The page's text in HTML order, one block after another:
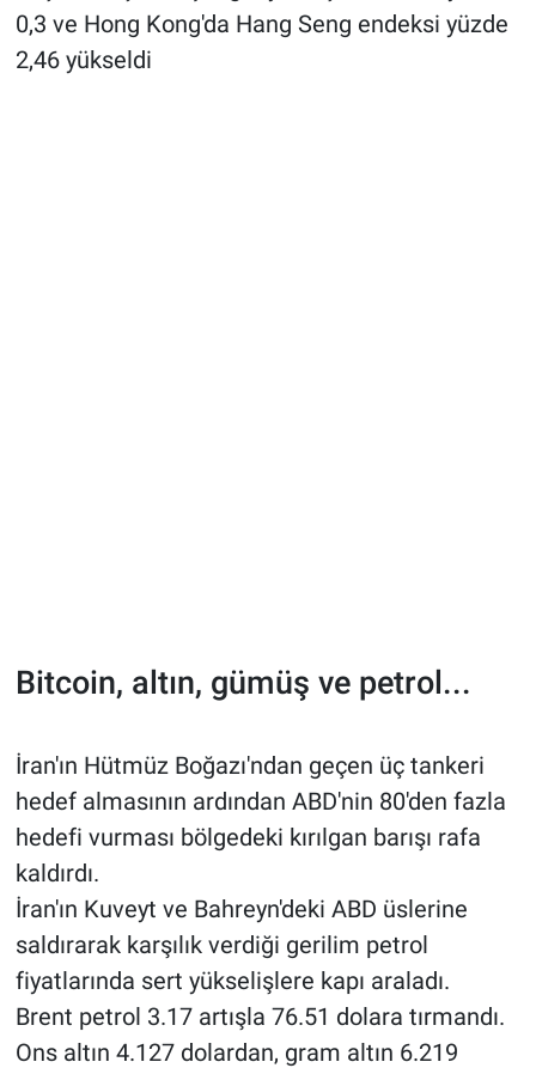
0,3 ve Hong Kong'da Hang Seng endeksi yüzde
2,46 yükseldi
Bitcoin, altın, gümüş ve petrol...
İran'ın Hütmüz Boğazı'ndan geçen üç tankeri
hedef almasının ardından ABD'nin 80'den fazla
hedefi vurması bölgedeki kırılgan barışı rafa
kaldırdı.
İran'ın Kuveyt ve Bahreyn'deki ABD üslerine
saldırarak karşılık verdiği gerilim petrol
fiyatlarında sert yükselişlere kapı araladı.
Brent petrol 3.17 artışla 76.51 dolara tırmandı.
Ons altın 4.127 dolardan, gram altın 6.219